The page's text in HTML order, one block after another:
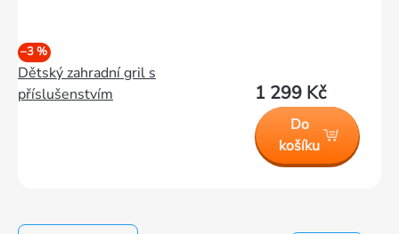
–3 %
Dětský zahradní gril s
příslušenstvím
1 299 Kč
Do
košíku